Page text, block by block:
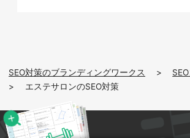
る仕組みをつくりましょう。QRコ
夫が効果的です。また、寄せられた
い評価にも低い評価にも丁寧に返信
SEO対策のブランディングワークス >
>
エステサロンのSEO対策